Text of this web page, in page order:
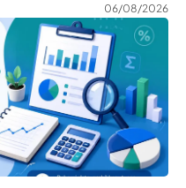
06/08/2026